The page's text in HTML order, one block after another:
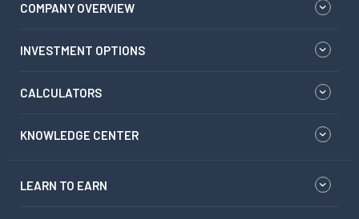
COMPANY OVERVIEW
INVESTMENT OPTIONS
CALCULATORS
KNOWLEDGE CENTER
LEARN TO EARN